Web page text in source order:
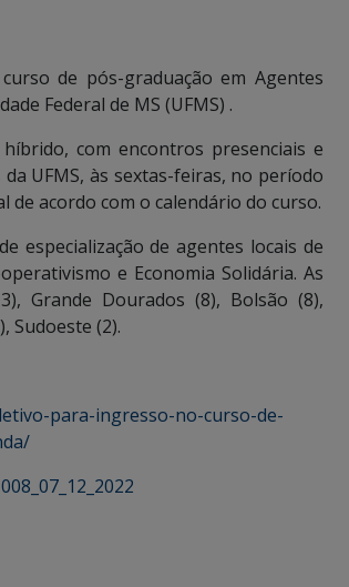
de pós-graduação em Agentes
Federal de MS (UFMS) .
com encontros presenciais e
UFMS, às sextas-feiras, no período
acordo com o calendário do curso.
especialização de agentes locais de
e Economia Solidária. As
Grande Dourados (8), Bolsão (8),
Sudoeste (2).
para-ingresso-no-curso-de-